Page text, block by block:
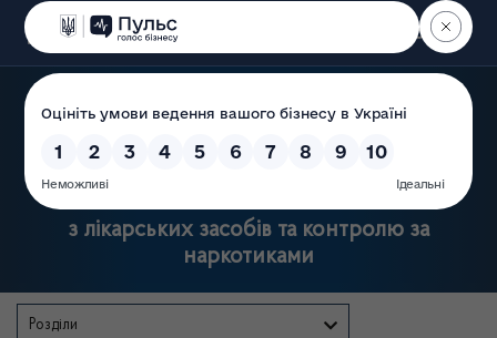
Пошук
Державна служба України
з лікарських засобів та контролю за
наркотиками
Розділи